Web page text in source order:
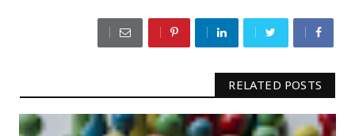
RELATED POSTS